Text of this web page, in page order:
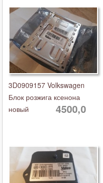
3D0909157 Volkswagen
Блок розжига ксенона
новый
4500,0